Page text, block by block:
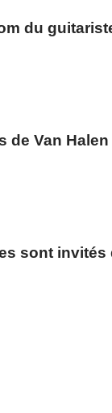
du
de Van
sont invités